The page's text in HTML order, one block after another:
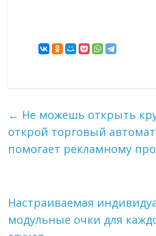
← Не можешь открыть
открой торговый
помогает рекламному
Настраиваемая
модульные очки для